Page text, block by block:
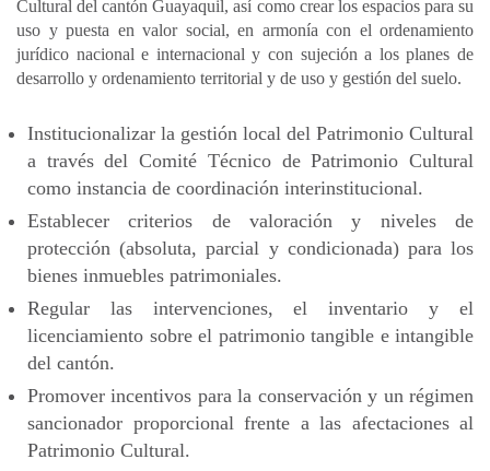
Cultural del cantón Guayaquil, así como crear los espacios para su
uso y puesta en valor social, en armonía con el ordenamiento
jurídico nacional e internacional y con sujeción a los planes de
desarrollo y ordenamiento territorial y de uso y gestión del suelo.
Institucionalizar la gestión local del Patrimonio Cultural
a través del Comité Técnico de Patrimonio Cultural
como instancia de coordinación interinstitucional.
Establecer criterios de valoración y niveles de
protección (absoluta, parcial y condicionada) para los
bienes inmuebles patrimoniales.
Regular las intervenciones, el inventario y el
licenciamiento sobre el patrimonio tangible e intangible
del cantón.
Promover incentivos para la conservación y un régimen
sancionador proporcional frente a las afectaciones al
Patrimonio Cultural.